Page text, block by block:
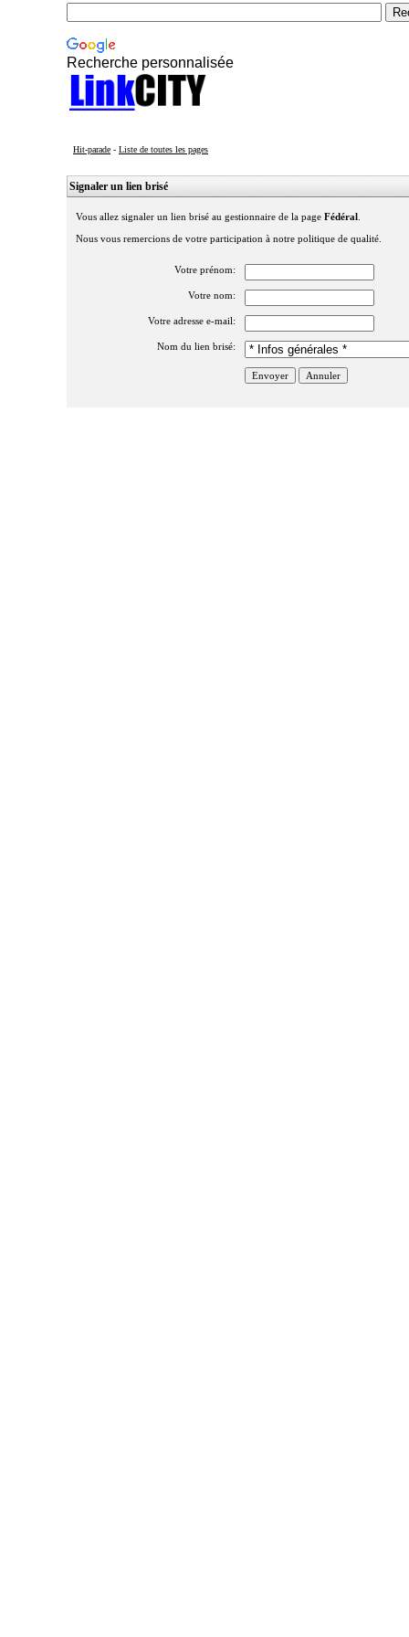
Recherche personnalisée
Hit-parade - Liste de toutes les pages
Signaler un lien brisé
Vous allez signaler un lien brisé au gestionnaire de la page Fédéral
Nous vous remercions de votre participation à notre politique de qualité.
Votre prénom:
Votre nom:
Votre adresse e-mail:
Nom du lien brisé: